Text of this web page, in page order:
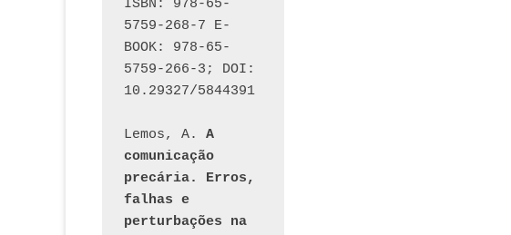
ISBN: 978-65-
5759-268-7 E-
BOOK: 978-65-
5759-266-3; DOI:
10.29327/5844391
Lemos, A. A
comunicação
precária. Erros,
falhas e
perturbações na